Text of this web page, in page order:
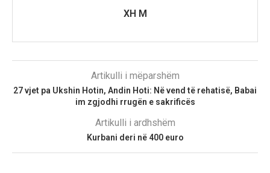
XH M
Artikulli i mëparshëm
27 vjet pa Ukshin Hotin, Andin Hoti: Në vend të rehatisë, Babai
im zgjodhi rrugën e sakrificës
Artikulli i ardhshëm
​Kurbani deri në 400 euro